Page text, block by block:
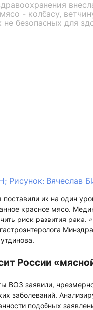
- колбасу,
безопасных для
Рисунок: Вячеслав
поставили их на один
красное мясо.
риск развития рака.
гастроэнтеролога
России
ВОЗ заявили,
заболеваний.
подобных